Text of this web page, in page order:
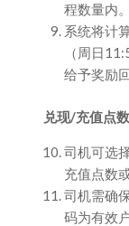
程数量内。
系统将计
（周日
给予奖励回
兑现/充值点
司机可选
充值点数
司机需确
码为有效户